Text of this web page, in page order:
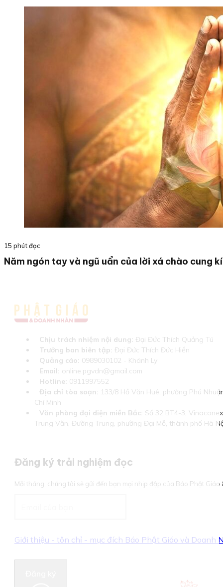
15 phút đọc
Năm ngón tay và ngũ uẩn của lời xá chào cung
Chịu trách nhiệm nội dung: Đại Đức Thích Quảng Tú
Trưởng ban biên tập: Đại Đức Thích Đức Hiển
Quảng cáo: 0989030102 - Khánh Ly
Email: online.pgvdn@gmail.com
Hotline: 0911997552
Địa chỉ tòa soạn: 133/8 Hồ Văn Huê, phường Phú
Chí Minh
Văn phòng đại diện miền Bắc: Số 32 BT4-3,
Trung Văn, Đường Trung, phường Đại Mỗ, thành phố Hà
Đăng ký trải nghiệm đọc
Mỗi tháng, chúng tôi sẽ gửi đến bạn mọi nhịp đập của Báo Phật Giáo
Giới thiệu - tôn chỉ - mục đích Báo Phật Giáo và Doanh